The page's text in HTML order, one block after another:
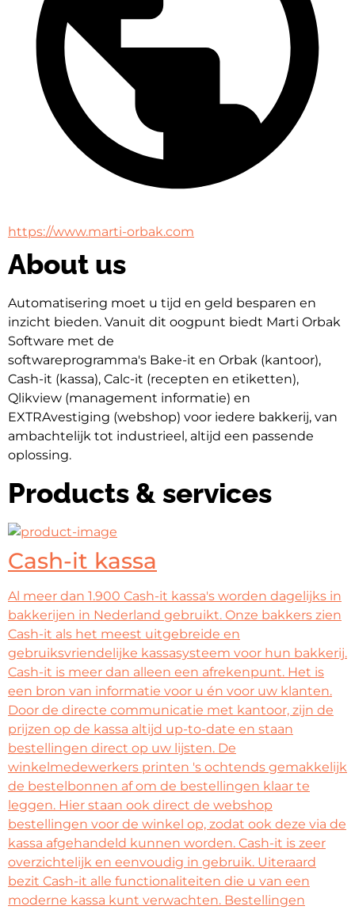
https://www.marti-orbak.com
About us
Automatisering moet u tijd en geld besparen en
inzicht bieden. Vanuit dit oogpunt biedt Marti Orbak
Software met de
softwareprogramma's Bake-it en Orbak (kantoor),
Cash-it (kassa), Calc-it (recepten en etiketten),
Qlikview (management informatie) en
EXTRAvestiging (webshop) voor iedere bakkerij, van
ambachtelijk tot industrieel, altijd een passende
oplossing.
Products & services
Cash-it kassa
Al meer dan 1.900 Cash-it kassa's worden dagelijks in
bakkerijen in Nederland gebruikt. Onze bakkers zien
Cash-it als het meest uitgebreide en
gebruiksvriendelijke kassasysteem voor hun bakkerij.
Cash-it is meer dan alleen een afrekenpunt. Het is
een bron van informatie voor u én voor uw klanten.
Door de directe communicatie met kantoor, zijn de
prijzen op de kassa altijd up-to-date en staan
bestellingen direct op uw lijsten. De
winkelmedewerkers printen 's ochtends gemakkelijk
de bestelbonnen af om de bestellingen klaar te
leggen. Hier staan ook direct de webshop
bestellingen voor de winkel op, zodat ook deze via de
kassa afgehandeld kunnen worden. Cash-it is zeer
overzichtelijk en eenvoudig in gebruik. Uiteraard
bezit Cash-it alle functionaliteiten die u van een
moderne kassa kunt verwachten. Bestellingen